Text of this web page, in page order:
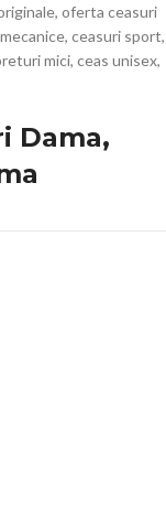
oferta ceasuri
ceasuri sport,
mici, ceas unisex,
Dama,